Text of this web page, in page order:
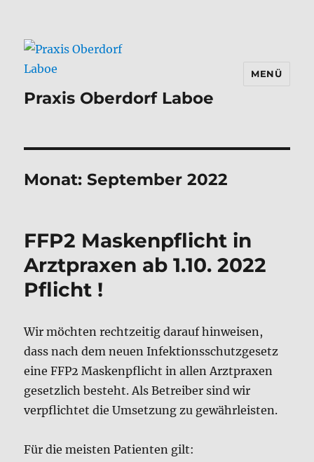
Praxis Oberdorf Laboe
MENÜ
Monat:September 2022
FFP2 Maskenpflicht in
Arztpraxen ab 1.10. 2022
Pflicht !
Wir möchten rechtzeitig darauf hinweisen,
dass nach dem neuen Infektionsschutzgesetz
eine FFP2 Maskenpflicht in allen Arztpraxen
gesetzlich besteht. Als Betreiber sind wir
verpflichtet die Umsetzung zu gewährleisten.
Für die meisten Patienten gilt: